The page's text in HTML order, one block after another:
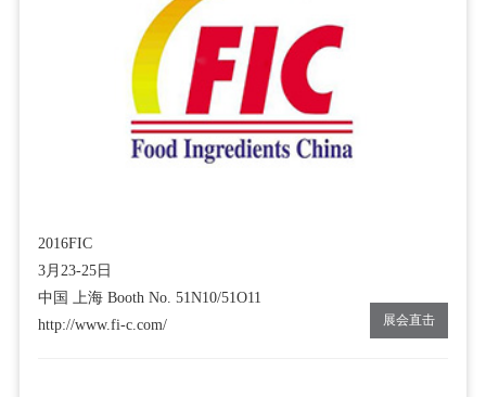
2016FIC
3月23-25日
中国 上海 Booth No. 51N10/51O11
http://www.fi-c.com/
展会直击